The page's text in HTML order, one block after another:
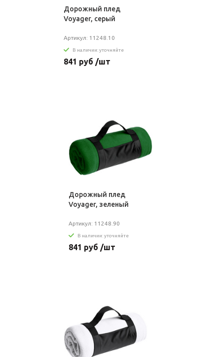
Дорожный плед
Voyager, серый
Артикул: 11248.10
В наличии: уточняйте
841 руб /шт
Дорожный плед
Voyager, зеленый
Артикул: 11248.90
В наличии: уточняйте
841 руб /шт